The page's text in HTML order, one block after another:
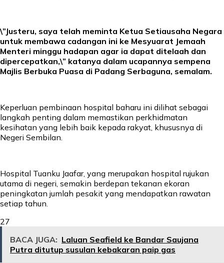
\”Justeru, saya telah meminta Ketua Setiausaha Negara
untuk membawa cadangan ini ke Mesyuarat Jemaah
Menteri minggu hadapan agar ia dapat ditelaah dan
dipercepatkan,\” katanya dalam ucapannya sempena
Majlis Berbuka Puasa di Padang Serbaguna, semalam.
Keperluan pembinaan hospital baharu ini dilihat sebagai
langkah penting dalam memastikan perkhidmatan
kesihatan yang lebih baik kepada rakyat, khususnya di
Negeri Sembilan.
Hospital Tuanku Jaafar, yang merupakan hospital rujukan
utama di negeri, semakin berdepan tekanan ekoran
peningkatan jumlah pesakit yang mendapatkan rawatan
setiap tahun.
27
BACA JUGA: Laluan Seafield ke Bandar Saujana
Putra ditutup susulan kebakaran paip gas